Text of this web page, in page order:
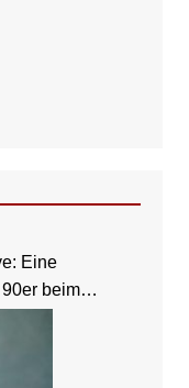
Eine
beim